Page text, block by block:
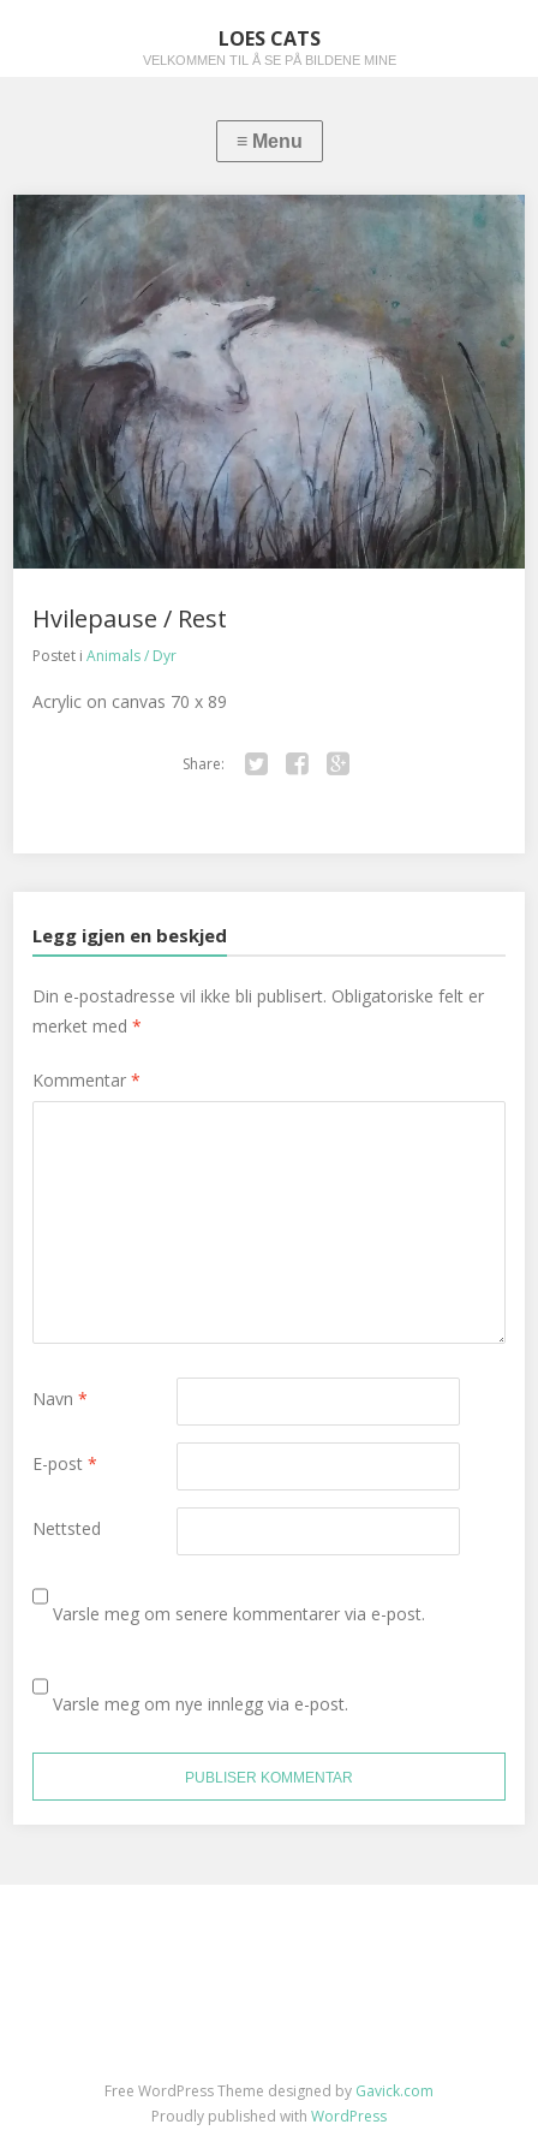
LOES CATS
VELKOMMEN TIL Å SE PÅ BILDENE MINE
Hvilepause / Rest
Postet iAnimals / Dyr
Acrylic on canvas 70 x 89
Share:
Legg igjen en beskjed
Din e-postadresse vil ikke bli publisert. Obligatoriske felt er
merket med*
Kommentar*
Navn*
E-post*
Nettsted
Varsle meg om senere kommentarer via e-post.
Varsle meg om nye innlegg via e-post.
Free WordPress Theme designed by Gavick.com
Proudly published with WordPress